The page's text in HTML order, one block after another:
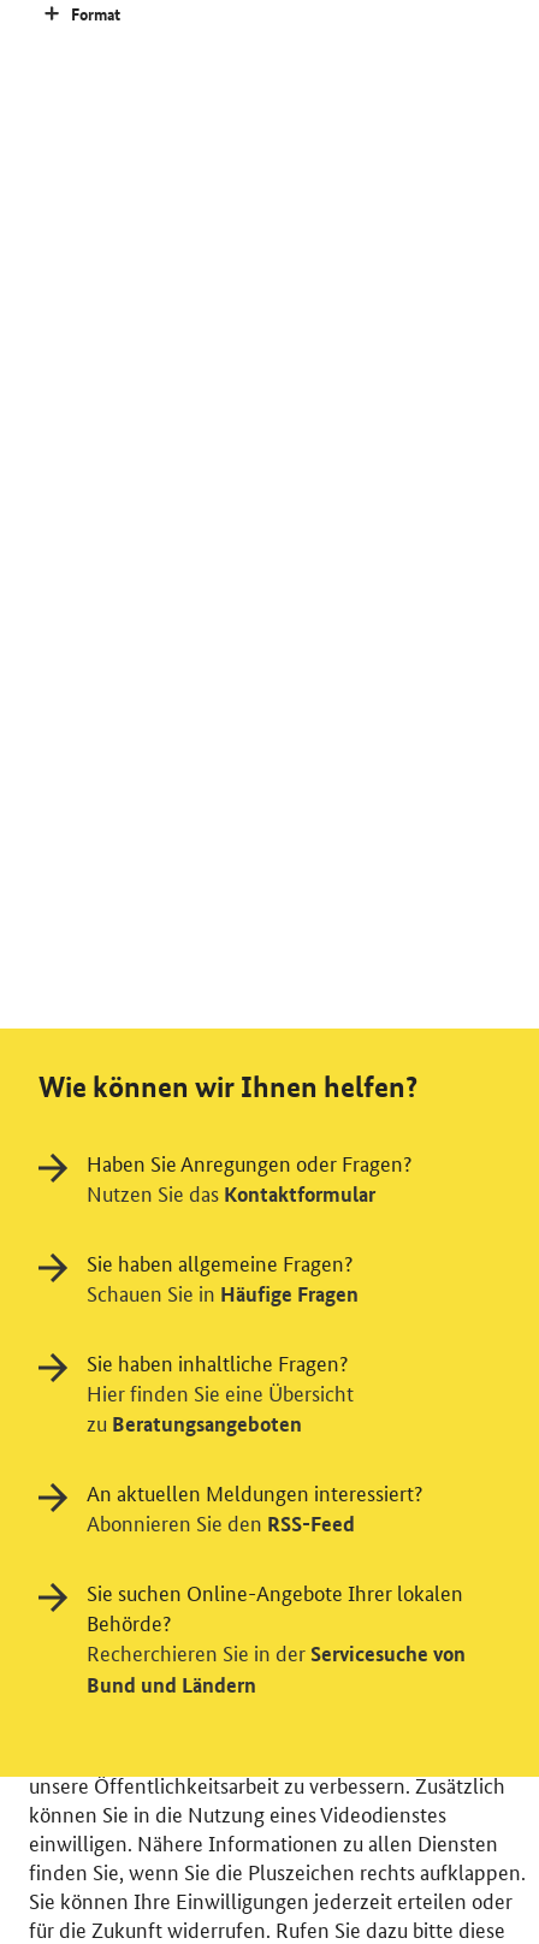
Format
© 2026 Bundesministerium für Wirtschaft und Energie
RSS
Benutzerhinweise Inhaltsverzeichnis
Einwilligung in Tracking und / oder
Videodienst
Wir bitten Sie an dieser Stelle um Ihre Einwilligung für
verschiedene Zusatzdienste unserer Webseite: Wir
unsere Öffentlichkeitsarbeit zu verbessern. Zusätzlich
können Sie in die Nutzung eines Videodienstes
einwilligen. Nähere Informationen zu allen Diensten
finden Sie, wenn Sie die Pluszeichen rechts aufklappen.
Sie können Ihre Einwilligungen jederzeit erteilen oder
für die Zukunft widerrufen. Rufen Sie dazu bitte diese
Wie können wir Ihnen helfen?
Haben Sie Anregungen oder Fragen?
Nutzen Sie das Kontaktformular
Sie haben allgemeine Fragen?
Schauen Sie in Häufige Fragen
Sie haben inhaltliche Fragen?
Hier finden Sie eine Übersicht
zu Beratungsangeboten
An aktuellen Meldungen interessiert?
Abonnieren Sie den RSS-Feed
Sie suchen Online-Angebote Ihrer lokalen
Behörde?
Recherchieren Sie in der Servicesuche von
Bund und Ländern